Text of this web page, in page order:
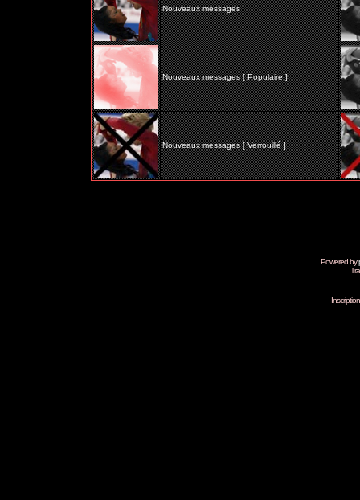
Nouveaux messages
Nouveaux messages [ Populaire ]
Nouveaux messages [ Verrouillé ]
Powered by